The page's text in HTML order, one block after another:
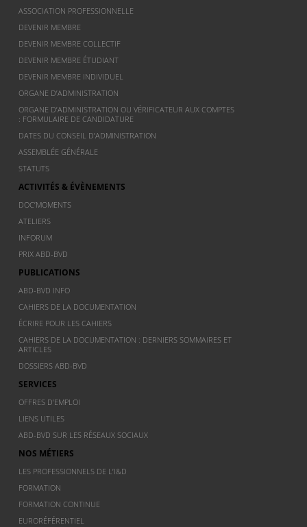
ASSOCIATION PROFESSIONNELLE
DEVENIR MEMBRE
DEVENIR MEMBRE COLLECTIF
DEVENIR MEMBRE ÉTUDIANT
DEVENIR MEMBRE INDIVIDUEL
ORGANE D’ADMINISTRATION
ORGANE D’ADMINISTRATION OU VÉRIFICATEUR AUX COMPTES
: FORMULAIRE DE CANDIDATURE
DATES DU CONSEIL D’ADMINISTRATION
ASSEMBLÉE GÉNÉRALE
STATUTS
ACTIVITÉS & ÉVÈNEMENTS
DOC’MOMENTS
ATELIERS
INFORUM
PRIX ABD-BVD
PUBLICATIONS
ABD-BVD INFO
CAHIERS DE LA DOCUMENTATION
ÉCRIRE POUR LES CAHIERS
CAHIERS DE LA DOCUMENTATION : DERNIERS SOMMAIRES ET
ARTICLES
DOSSIERS ABD-BVD
SERVICES
OFFRES D’EMPLOI
LIENS UTILES
ABD-BVD SUR LES RÉSEAUX SOCIAUX
NOS MÉTIERS
LES PROFESSIONNELS DE L’I&D
FORMATION
FORMATION CONTINUE
EURORÉFÉRENTIEL